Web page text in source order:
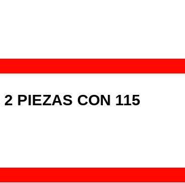
PIEZAS CON 115